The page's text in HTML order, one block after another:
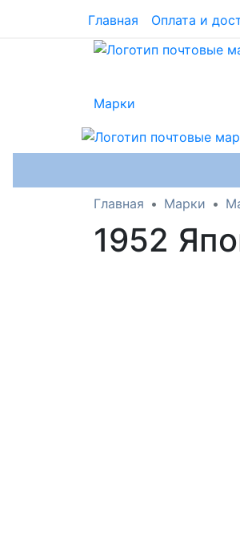
Главная Оплата и
Марки
Главная Марки
1952